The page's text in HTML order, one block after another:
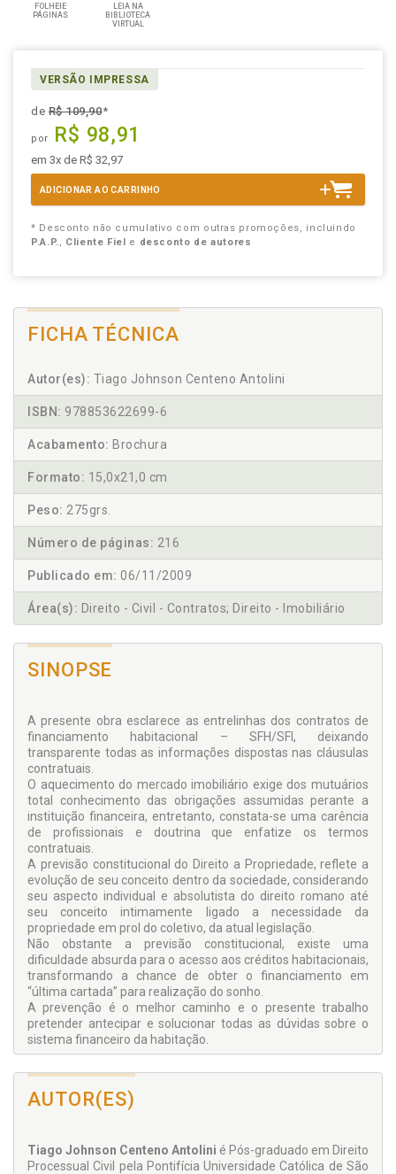
FOLHEIE
PÁGINAS
LEIA NA
BIBLIOTECA
VIRTUAL
VERSÃO IMPRESSA
deR$ 109,90*
por R$ 98,91
em 3x de R$ 32,97
ADICIONAR AO CARRINHO
* Desconto não cumulativo com outras promoções, incluindo
P.A.P., Cliente Fiel e desconto de autores
FICHA TÉCNICA
Autor(es): Tiago Johnson Centeno Antolini
ISBN: 978853622699-6
Acabamento: Brochura
Formato: 15,0x21,0 cm
Peso: 275grs.
Número de páginas: 216
Publicado em: 06/11/2009
Área(s): Direito - Civil - Contratos; Direito - Imobiliário
SINOPSE
A presente obra esclarece as entrelinhas dos contratos de
financiamento habitacional – SFH/SFI, deixando
transparente todas as informações dispostas nas cláusulas
contratuais.
O aquecimento do mercado imobiliário exige dos mutuários
total conhecimento das obrigações assumidas perante a
instituição financeira, entretanto, constata-se uma carência
de profissionais e doutrina que enfatize os termos
contratuais.
A previsão constitucional do Direito a Propriedade, reflete a
evolução de seu conceito dentro da sociedade, considerando
seu aspecto individual e absolutista do direito romano até
seu conceito intimamente ligado a necessidade da
propriedade em prol do coletivo, da atual legislação.
Não obstante a previsão constitucional, existe uma
dificuldade absurda para o acesso aos créditos habitacionais,
transformando a chance de obter o financiamento em
“última cartada” para realização do sonho.
A prevenção é o melhor caminho e o presente trabalho
pretender antecipar e solucionar todas as dúvidas sobre o
sistema financeiro da habitação.
AUTOR(ES)
Tiago Johnson Centeno Antolini é Pós-graduado em Direito
Processual Civil pela Pontifícia Universidade Católica de São